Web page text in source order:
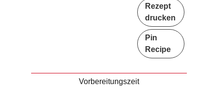
Rezept
drucken
Pin
Recipe
Vorbereitungszeit